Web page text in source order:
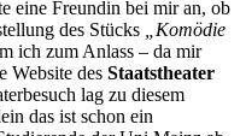
eine Freundin bei mir an, ob
des Stücks „Komödie
ich zum Anlass – da mir
Website des Staatstheater
lag zu diesem
das ist schon ein